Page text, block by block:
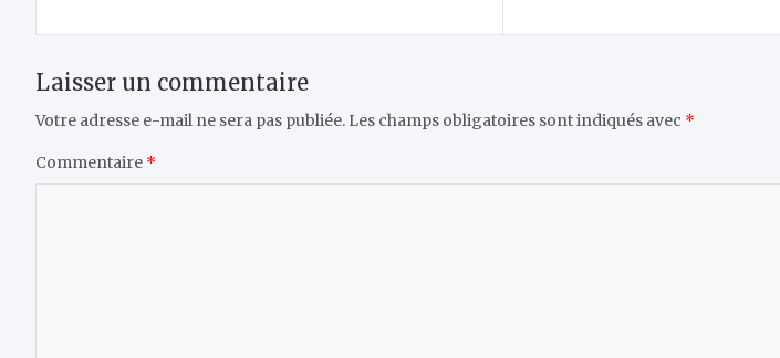
Laisser un commentaire
Votre adresse e-mail ne sera pas publiée. Les champs obligatoires sont indiqués avec *
Commentaire *